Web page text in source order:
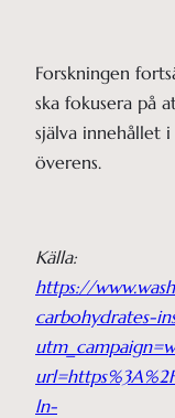
Forskningen
ska fokusera på
själva innehållet
överens.
Källa:
https://
carbohydrates-
ln-